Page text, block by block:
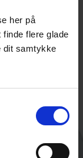
her på
flere glade
dit samtykke